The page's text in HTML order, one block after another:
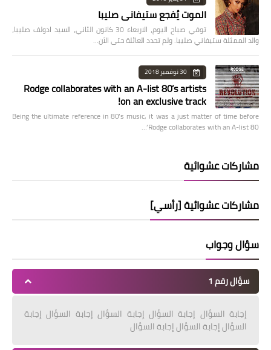
الموت يُفجع ستيفاني صليبا
توفي صباح اليوم، الاربعاء 30 كانون الثاني، السيد ادولف صليبا،
والد الممثلة ستيفاني صليبا. ولم تحدد العائلة حتى الآن…
30 نوفمبر 2018
Rodge collaborates with an A-list 80’s artists
on an exclusive track!
Being the ultimate reference in 80’s music, it was a just matter of time before
Rodge collaborates with an A-list 80’…
مشاركات عشوائية
مشاركات عشوائية [رأسي]
سؤال وجواب
سؤال رقم 1
إجابة السؤال إجابة السؤال إجابة السؤال إجابة السؤال إجابة
السؤال إجابة السؤال إجابة السؤال